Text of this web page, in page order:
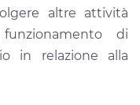
altre attività
di
in relazione alla